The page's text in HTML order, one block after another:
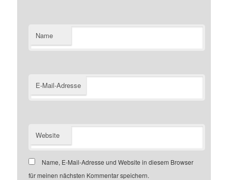
Name
E-Mail-Adresse
Website
Name, E-Mail-Adresse und Website in diesem Browser
für meinen nächsten Kommentar speichern.